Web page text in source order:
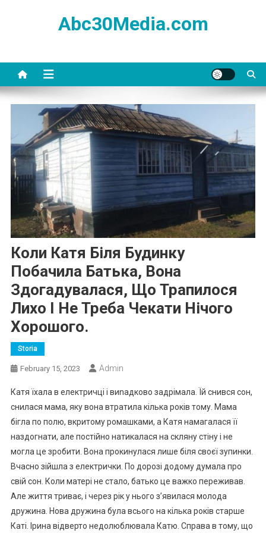
Abc30Media.com
Коли Катя Біля Будинку
Побачила Батька, Вона
Здогадувалася, Що Трапилося
Лихо І Не Треба Чекати Нічого
Хорошого.
Storia
February 15, 2023 Admin
Катя їхала в електричці і виnадково задрімала. Їй снився сон,
снилася мама, яку вона втратила кілька років тому. Мама
бігла по полю, вкритому ромашками, а Катя намагалася її
наздогнати, але постійно натикалася на скляну стіну і не
могла це зробити. Вона прокинулася лише біля своєї зупинки.
Вчасно зійшла з електрички. По дорозі додому думала про
свій сон. Коли матері не стало, батько це важко переживав.
Але життя триває, і через рік у нього з’явилася молода
дружина. Нова дружина була всього на кілька років старше
Каті. Ірина відверто недолюблювала Катю. Справа в тому, що